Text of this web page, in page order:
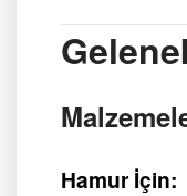
Hamur İçin: